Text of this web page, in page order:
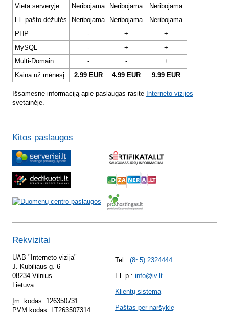
Vieta serveryje
Neribojama Neribojama
Neribojama
El. pašto dėžutės
Neribojama Neribojama
Neribojama
PHP
- +
+
MySQL
- +
+
Multi-Domain
- -
+
Kaina už mėnesį
2.99 EUR 4.99 EUR 9.99 EUR
Išsamesnę informaciją apie paslaugas rasite Interneto vizijos
svetainėje.
Kitos paslaugos
Rekvizitai
UAB "Interneto vizija"
J. Kubiliaus g. 6
08234 Vilnius
Lietuva
Įm. kodas: 126350731
PVM kodas: LT263507314
Tel.: (8~5) 2324444
El. p.: info@iv.lt
Klientų sistema
Paštas per naršyklę